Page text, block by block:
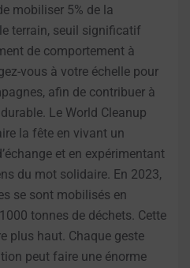
mobiliser 5% de la
terrain, seuil significatif
de comportement à
vous à votre échelle pour
afin de contribuer à
Le World Cleanup
la fête en vivant un
et en expérimentant
du mot solidaire. En 2023,
se sont mobilisés en
tonnes de déchets. Cette
plus haut. Chaque geste
peut faire une énorme